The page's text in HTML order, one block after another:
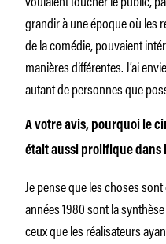
grandir à une époque où les
de la comédie, pouvaient
manières différentes. J’ai
autant de personnes que
A votre avis, pourquoi le
était aussi prolifique dans
Je pense que les choses
années 1980 sont la
ceux que les réalisateurs